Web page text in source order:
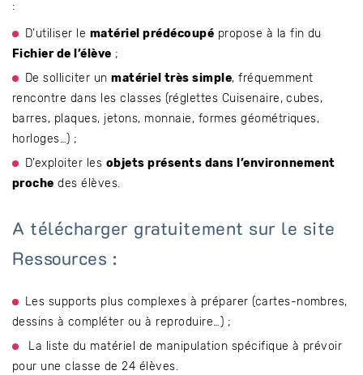
:
D’utiliser le matériel prédécoupé propose à la fin du
Fichier de l’élève ;
De solliciter unmatériel très simple, fréquemment
rencontre dans les classes (réglettes Cuisenaire, cubes,
barres, plaques, jetons, monnaie, formes géométriques,
horloges…) ;
D’exploiter les objets présents dans l’environnement
proche des élèves.
A télécharger gratuitement sur le site
Ressources :
Les supports plus complexes à préparer (cartes-nombres,
dessins à compléter ou à reproduire…) ;
La liste du matériel de manipulation spécifique à prévoir
pour une classe de 24 élèves.